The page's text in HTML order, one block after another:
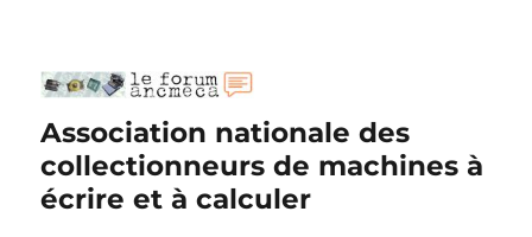
Association nationale des
collectionneurs de machines à
écrire et à calculer